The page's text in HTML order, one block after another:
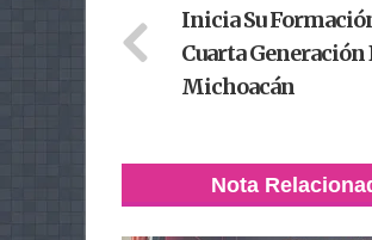
Inicia Su
Cuarta Generación
Michoacán
Nota